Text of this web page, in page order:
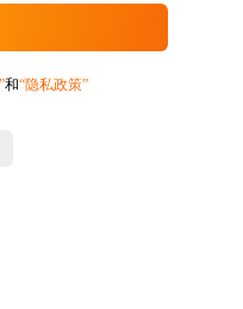
和“隐私政策”